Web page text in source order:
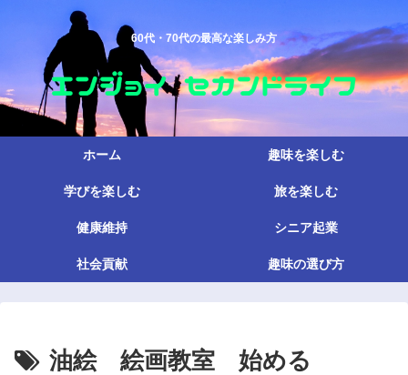
60代・70代の最高な楽しみ方
ホーム 趣味を楽しむ
学びを楽しむ 旅を楽しむ
健康維持 シニア起業
社会貢献 趣味の選び方
油絵 絵画教室 始める